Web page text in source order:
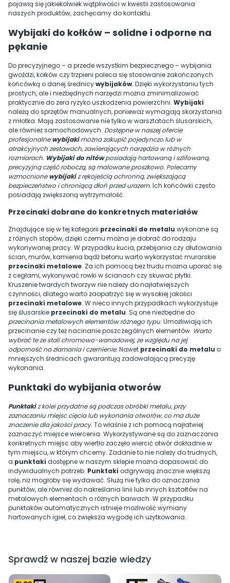
pojawią się jakiekolwiek wątpliwości w kwestii zastosowania
naszych produktów, zachęcamy do kontaktu.
Wybijaki do kołków – solidne i odporne na
pękanie
Do precyzyjnego – a przede wszystkim bezpiecznego – wybijania
gwoździ, kołków czy trzpieni poleca się stosowanie zakończonych
końcówką o danej średnicywybijaków. Dzięki wykorzystaniu tych
prostych, ale i niezbędnych narzędzi można zminimalizować
praktycznie do zera ryzyko uszkodzenia powierzchni. Wybijaki
należą do sprzętów manualnych, ponieważ wymagają skorzystania
z młotka. Mają zastosowanie nie tylko w warsztatach ślusarskich,
ale również samochodowych. Dostępne w naszej ofercie
profesjonalnewybijakimożna zakupić pojedynczo lub w
atrakcyjnych zestawach, zawierających narzędzia w różnych
rozmiarach. Wybijaki do nitówposiadają hartowaną i szlifowaną,
precyzyjną część roboczą, są malowane proszkowo. Polecamy
wzmocnionewybijakiz rękojeścią ochronną, zwiększającą
bezpieczeństwo i chroniącą dłoń przed urazem. Ich końcówki często
posiadają zwiększoną wytrzymałość.
Przecinaki dobrane do konkretnych materiałów
Znajdujące się w tej kategorii przecinaki do metalu wykonane są
z różnych stopów, dzięki czemu można je dobrać do rodzaju
wykonywanej pracy. W przypadku kucia, przebijania czy dłutowania
ścian, murów, kamienia bądź betonu warto wykorzystać murarskie
przecinaki metalowe. Za ich pomocą bez trudu można uporać się
z cegłami, wykonywać rowki w ścianach czy skuwać płytki.
Kruszenie twardych tworzyw nie należy do najłatwiejszych
czynności, dlatego warto zaopatrzyć się w wysokiej jakości
przecinaki metalowe. W nieco innych przypadkach wykorzystuje
się ślusarskie przecinaki do metalu. Są one niezbędne do
przecinania metalowych elementów różnego typu. Umożliwiają ich
przecinanie czy też nacinanie poszczególnych elementów. Warto
wybrać te ze stali chromowo-wanadowej, ze względu na jej
odporność na złamania i czernienie. Nawet przecinaki do metalu o
mniejszych średnicach gwarantują zadowalającą precyzję
wykonania.
Punktaki do wybijania otworów
Punktakiz kolei przydatne są podczas obróbki metalu, przy
zaznaczaniu miejsc cięcia lub wykonania otworów, co ma duże
znaczenie dla jakości pracy. To właśnie z ich pomocą najłatwiej
zaznaczyć miejsce wiercenia. Wykorzystywane są do zaznaczania
konkretnych miejsc aby wiertło zaczęło wiercić otwór dokładnie w
tym miejscu, w którym chcemy. Zadanie to nie należy do trudnych,
a punktaki dostępne w naszym sklepie można dopasować do
indywidualnych potrzeb. Punktaki odgrywają znacznie większą
rolę, niż mogłoby się wydawać. Służą nie tylko do oznaczania
punktów, ale również do nakreślania linii lub innych kształtów na
metalowych elementach o różnych barwach. W przypadku
punktaków automatycznych istnieje możliwość wymiany
hartowanych igieł, co zwiększa wygodę ich użytkowania.
Sprawdź w naszej bazie wiedzy